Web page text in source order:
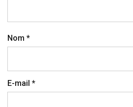
Nom *
E-mail *